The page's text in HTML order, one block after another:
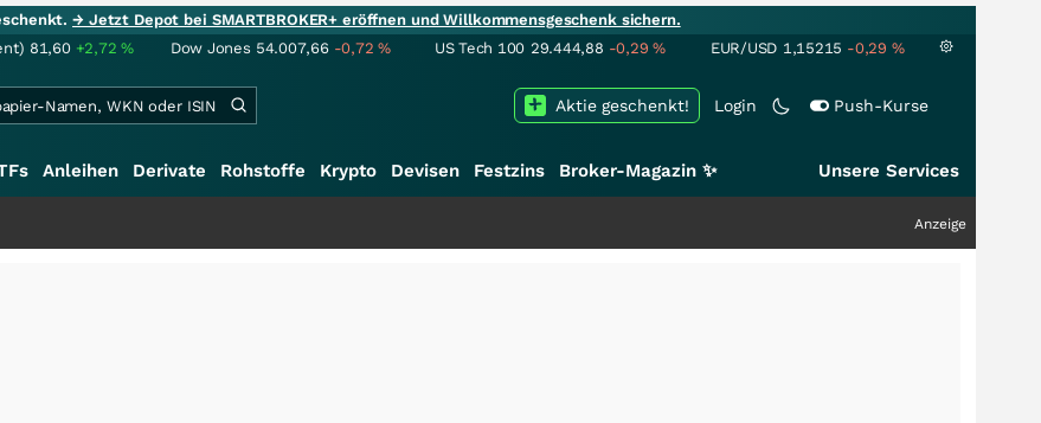
→ Jetzt Depot bei SMARTBROKER+ eröffnen und Willkommensgeschenk sichern.
81,60 +2,72% Dow Jones 54.007,66 -0,72% US Tech 100 29.444,88 -0,29% EUR/USD 1,15215 -0,29 %
Login Push-Kurse
Aktie geschenkt!
Anleihen Derivate Rohstoffe Krypto Devisen Festzins Broker-Magazin ✨ Unsere Services
Anzeige